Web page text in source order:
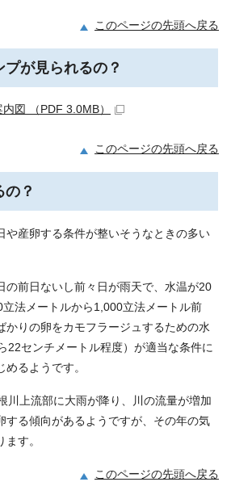
このページの先頭へ戻る
が見られるの？
図 （PDF 3.0MB）
このページの先頭へ戻る
の？
や産卵する条件が整いそうなときの多い
の前日ないし前々日が雨天で、水温が20
法メートルから1,000立法メートル前
かりの卵をカモフラージュするための水
22センチメートル程度）が適当な条件に
るようです。
川上流部に大雨が降り、川の流量が増加
する傾向があるようですが、その年の気
す。
このページの先頭へ戻る